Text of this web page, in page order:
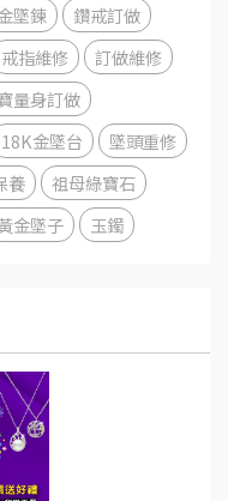
墜鍊
鑽戒訂做
戒指維修
訂做維修
量身訂做
18K金墜台
墜頭重修
養
祖母綠寶石
金墜子 玉鐲